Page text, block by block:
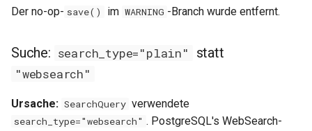
0.29.4
0.29.3
0.29.1
Der no-op- save() im WARNING -Branch wurde entfernt.
Suche: search_type="plain" statt
"websearch"
Ursache: SearchQuery verwendete
search_type="websearch" . PostgreSQL's WebSearch-